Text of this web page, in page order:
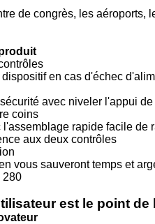
de congrès, les
en cas d'échec
avec niveler l'appui
coins
l'assemblage rapide facile de
aux deux contrôles
vous sauveront temps et
280
est le point de